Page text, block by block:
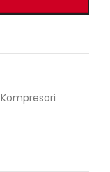
Kompresori